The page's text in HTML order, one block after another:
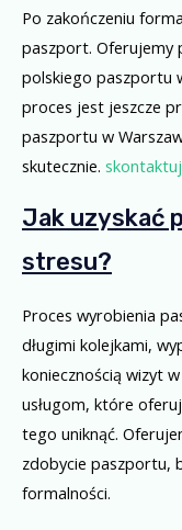
Po zakończeniu
paszport. Oferujemy
polskiego paszportu
proces jest jeszcze
paszportu w
skutecznie.
Jak uzyskać
stresu?
Proces wyrobienia
długimi kolejkami,
koniecznością wizyt
usługom, które
tego uniknąć.
zdobycie paszportu,
formalności.